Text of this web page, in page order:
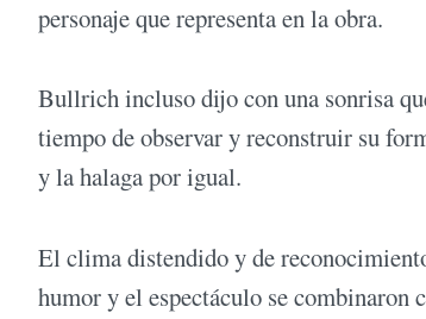
personaje que representa en la obra.
Bullrich incluso dijo con una sonrisa
tiempo de observar y reconstruir su
y la halaga por igual.
El clima distendido y de
humor y el espectáculo se combinaron